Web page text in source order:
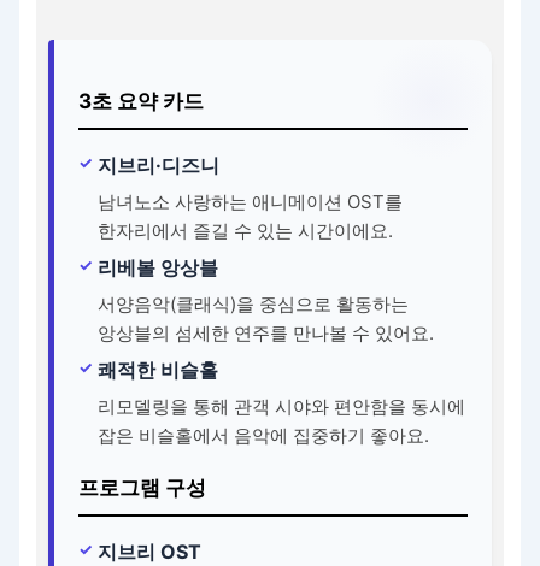
3초 요약 카드
지브리·디즈니
남녀노소 사랑하는 애니메이션 OST를
한자리에서 즐길 수 있는 시간이에요.
리베볼 앙상블
서양음악(클래식)을 중심으로 활동하는
앙상블의 섬세한 연주를 만나볼 수 있어요.
쾌적한 비슬홀
리모델링을 통해 관객 시야와 편안함을 동시에
잡은 비슬홀에서 음악에 집중하기 좋아요.
프로그램 구성
지브리 OST